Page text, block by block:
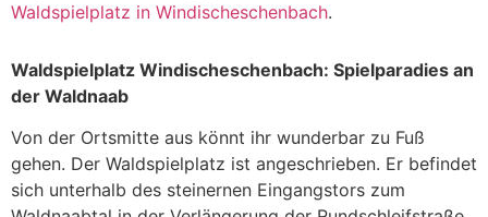
Waldspielplatz in Windischeschenbach.
Waldspielplatz Windischeschenbach: Spielparadies an
der Waldnaab
Von der Ortsmitte aus könnt ihr wunderbar zu Fuß
gehen. Der Waldspielplatz ist angeschrieben. Er befindet
sich unterhalb des steinernen Eingangstors zum